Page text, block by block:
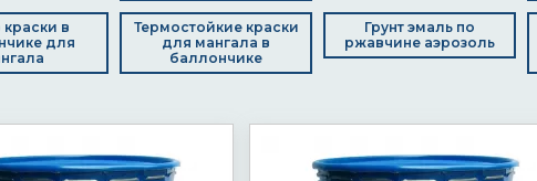
в
для
Термостойкие краски
для мангала в
баллончике
Грунт эмаль по
ржавчине аэрозоль